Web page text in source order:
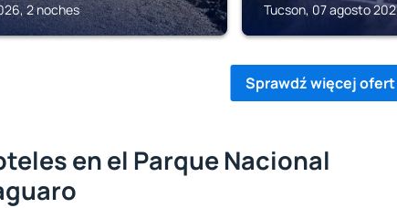
2 noches Tucson, 07 agosto
Sprawdź więcej ofert
en el Parque Nacional